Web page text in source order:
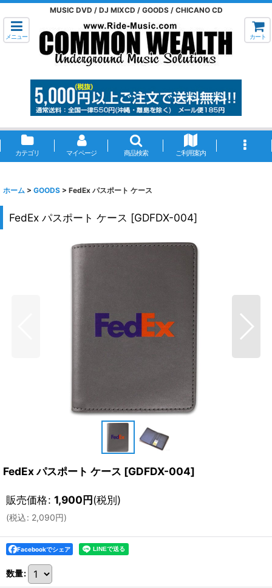
MUSIC DVD / DJ MIXCD / GOODS / CHICANO CD
メニュー カート
カテゴリ マイページ 商品検索 ご利用案内
ホーム > GOODS > FedEx パスポート ケース
FedEx パスポート ケース [GDFDX-004]
FedEx パスポート ケース [GDFDX-004]
販売価格: 1,900円(税別)
(税込: 2,090円)
Facebookでシェア
数量: